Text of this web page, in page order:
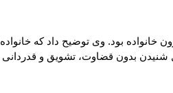
بود. وی توضیح داد که
شنیدن بدون قضاوت، تشویق و